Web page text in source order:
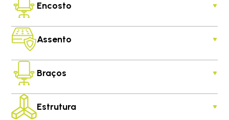
Encosto
Assento
Braços
Estrutura